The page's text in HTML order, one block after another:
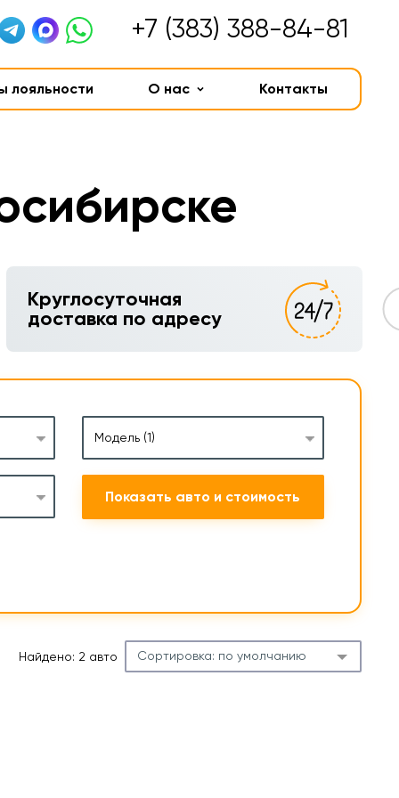
+7 (383) 388-84-81
лояльности О нас Контакты
Круглосуточная
доставка по адресу
Модель (1)
Показать авто и стоимость
Найдено: 2 авто Сортировка: по умолчанию